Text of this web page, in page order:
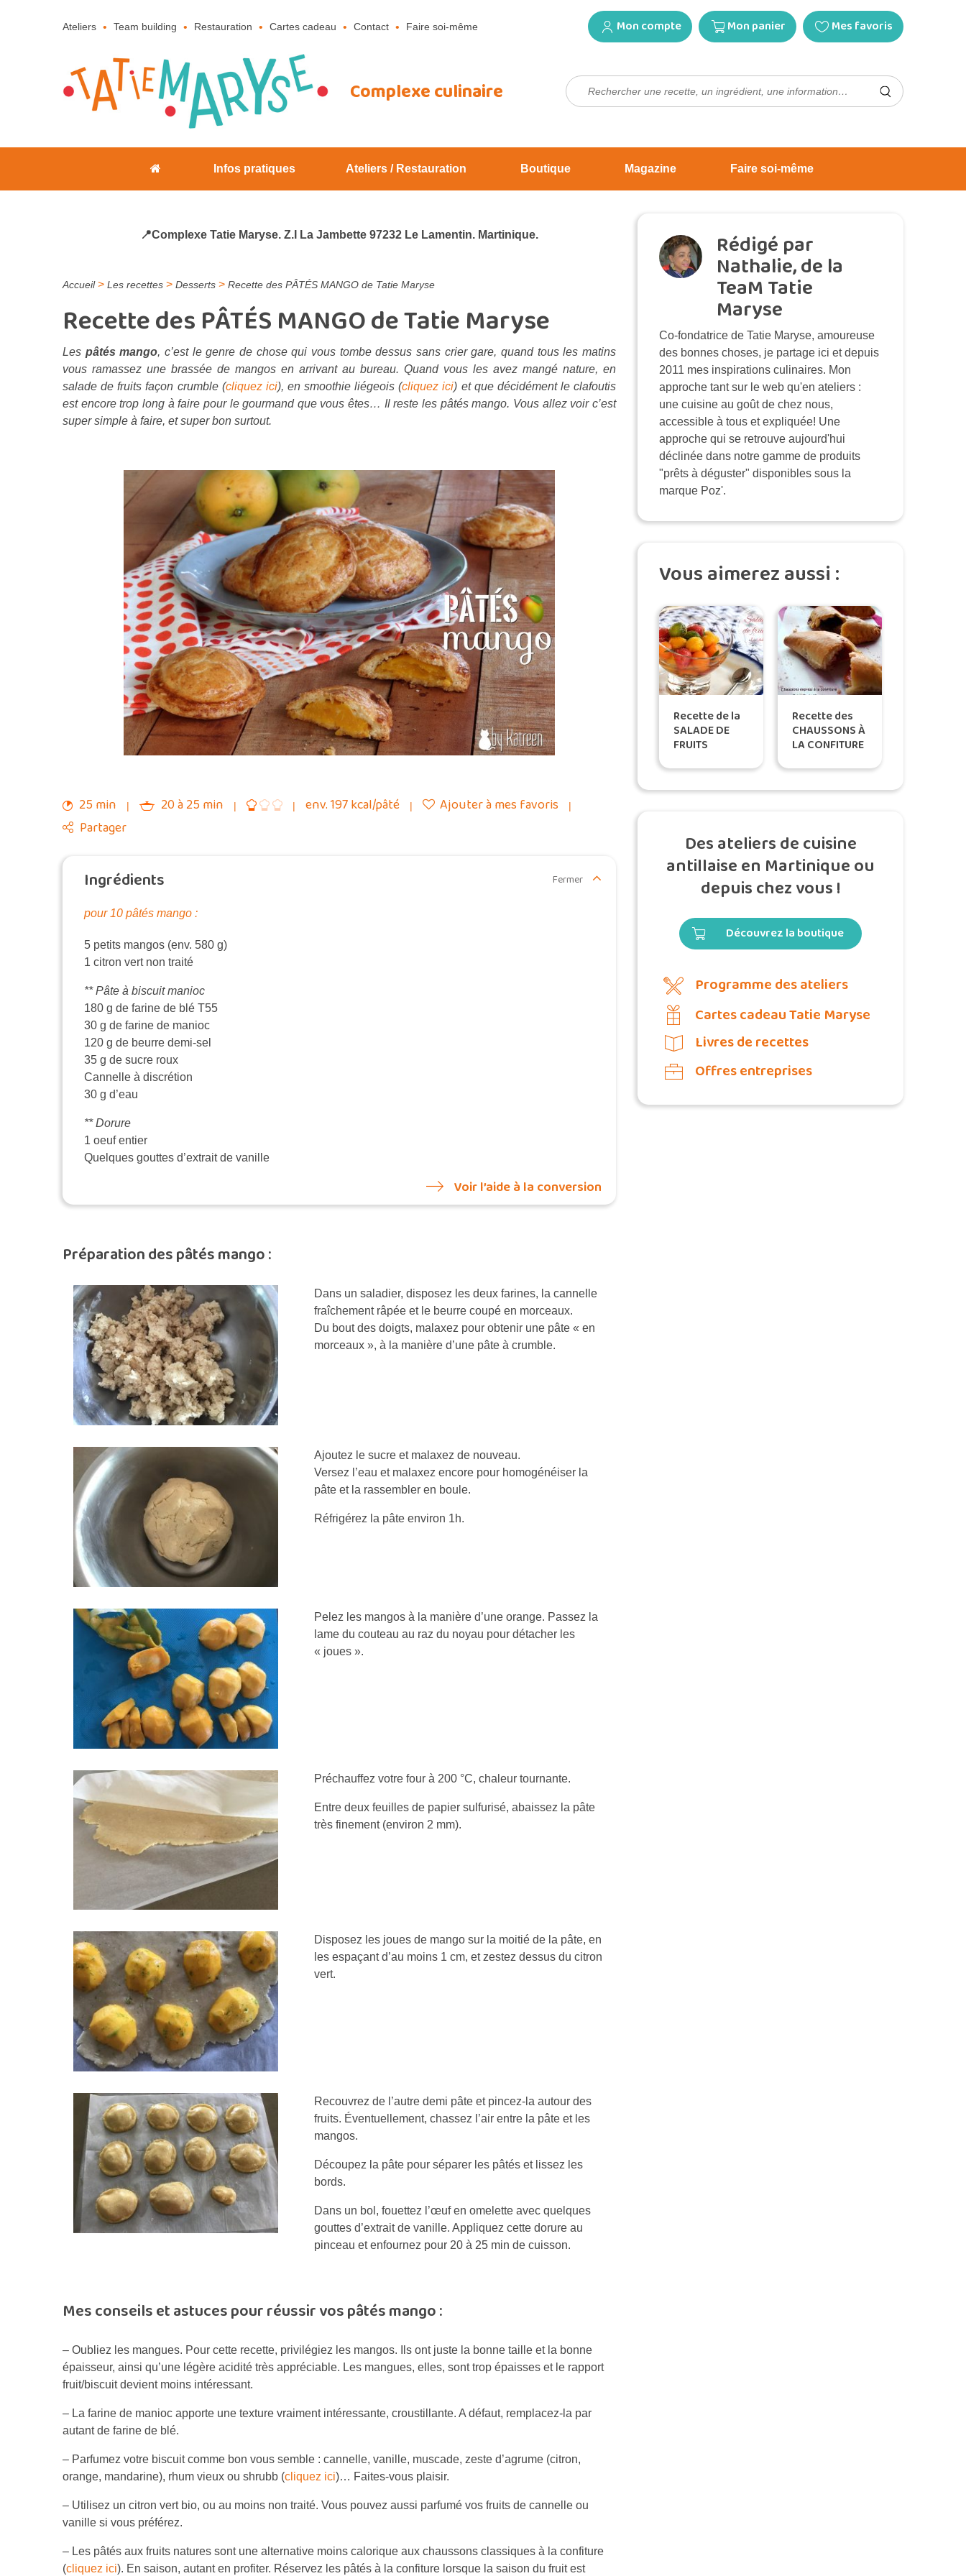
Ateliers Team building Restauration Cartes cadeau Contact Faire soi-même Mon compte Mon panier Mes favoris
Complexe culinaire Rechercher :
Infos pratiques Ateliers / Restauration Boutique Magazine Faire soi-même
📍Complexe Tatie Maryse. Z.I La Jambette 97232 Le Lamentin. Martinique.
Accueil> Les recettes > Desserts > Recette des PÂTÉS MANGO de Tatie Maryse
Recette des PÂTÉS MANGO de Tatie Maryse
Les pâtés mango, c’est le genre de chose qui vous tombe dessus sans crier gare, quand tous les matins
vous ramassez une brassée de mangos en arrivant au bureau. Quand vous les avez mangé nature, en
salade de fruits façon crumble (cliquez ici), en smoothie liégeois (cliquez ici) et que décidément le clafoutis
est encore trop long à faire pour le gourmand que vous êtes… Il reste les pâtés mango. Vous allez voir c’est
super simple à faire, et super bon surtout.
25 min 20 à 25 min env. 197 kcal/pâté
Ajouter à mes favoris
Partager
Ingrédients Fermer
pour 10 pâtés mango :
5 petits mangos (env. 580 g)
1 citron vert non traité
** Pâte à biscuit manioc
180 g de farine de blé T55
30 g de farine de manioc
120 g de beurre demi-sel
35 g de sucre roux
Cannelle à discrétion
30 g d’eau
** Dorure
1 oeuf entier
Quelques gouttes d’extrait de vanille
Voir l’aide à la conversion
Préparation des pâtés mango :
Dans un saladier, disposez les deux farines, la cannelle
fraîchement râpée et le beurre coupé en morceaux.
Du bout des doigts, malaxez pour obtenir une pâte « en
morceaux », à la manière d’une pâte à crumble.
Ajoutez le sucre et malaxez de nouveau.
Versez l’eau et malaxez encore pour homogénéiser la
pâte et la rassembler en boule.
Réfrigérez la pâte environ 1h.
Pelez les mangos à la manière d’une orange. Passez la
lame du couteau au raz du noyau pour détacher les
« joues ».
Préchauffez votre four à 200 °C, chaleur tournante.
Entre deux feuilles de papier sulfurisé, abaissez la pâte
très finement (environ 2 mm).
Disposez les joues de mango sur la moitié de la pâte, en
les espaçant d’au moins 1 cm, et zestez dessus du citron
vert.
Recouvrez de l’autre demi pâte et pincez-la autour des
fruits. Éventuellement, chassez l’air entre la pâte et les
mangos.
Découpez la pâte pour séparer les pâtés et lissez les
bords.
Dans un bol, fouettez l’œuf en omelette avec quelques
gouttes d’extrait de vanille. Appliquez cette dorure au
pinceau et enfournez pour 20 à 25 min de cuisson.
Mes conseils et astuces pour réussir vos pâtés mango :
– Oubliez les mangues. Pour cette recette, privilégiez les mangos. Ils ont juste la bonne taille et la bonne
épaisseur, ainsi qu’une légère acidité très appréciable. Les mangues, elles, sont trop épaisses et le rapport
fruit/biscuit devient moins intéressant.
– La farine de manioc apporte une texture vraiment intéressante, croustillante. A défaut, remplacez-la par
autant de farine de blé.
– Parfumez votre biscuit comme bon vous semble : cannelle, vanille, muscade, zeste d’agrume (citron,
orange, mandarine), rhum vieux ou shrubb (cliquez ici)… Faites-vous plaisir.
– Utilisez un citron vert bio, ou au moins non traité. Vous pouvez aussi parfumé vos fruits de cannelle ou
vanille si vous préférez.
– Les pâtés aux fruits natures sont une alternative moins calorique aux chaussons classiques à la confiture
(cliquez ici). En saison, autant en profiter. Réservez les pâtés à la confiture lorsque la saison du fruit est
Rédigé par
Nathalie, de la
TeaM Tatie
Maryse
Co-fondatrice de Tatie Maryse, amoureuse
des bonnes choses, je partage ici et depuis
2011 mes inspirations culinaires. Mon
approche tant sur le web qu'en ateliers :
une cuisine au goût de chez nous,
accessible à tous et expliquée! Une
approche qui se retrouve aujourd'hui
déclinée dans notre gamme de produits
"prêts à déguster" disponibles sous la
marque Poz'.
Vous aimerez aussi :
Recette de la
SALADE DE
FRUITS
l’ANIS, by
Katreen
Recette des
CHAUSSONS À
LA CONFITURE
goyave, selon
Tatie Maryse
Des ateliers de cuisine
antillaise en Martinique ou
depuis chez vous !
Découvrez la boutique
Programme des ateliers
Cartes cadeau Tatie Maryse
Livres de recettes
Offres entreprises